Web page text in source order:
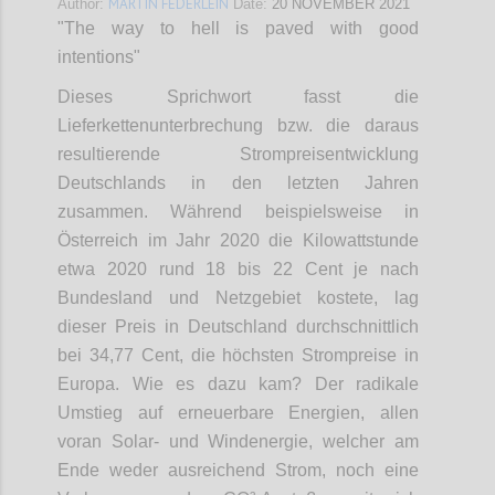
Author: Date: 20 NOVEMBER 2021
"The way to hell is paved with good
intentions"
Dieses Sprichwort fasst die
Lieferkettenunterbrechung bzw. die daraus
resultierende Strompreisentwicklung
Deutschlands in den letzten Jahren
zusammen. Während beispielsweise in
Österreich im Jahr 2020 die Kilowattstunde
etwa 2020 rund 18 bis 22 Cent je nach
Bundesland und Netzgebiet kostete, lag
dieser Preis in Deutschland durchschnittlich
bei 34,77 Cent, die höchsten Strompreise in
Europa. Wie es dazu kam? Der radikale
Umstieg auf erneuerbare Energien, allen
voran Solar- und Windenergie, welcher am
Ende weder ausreichend Strom, noch eine